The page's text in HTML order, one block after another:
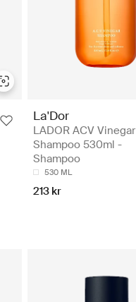
La'Dor
LADOR ACV Vinegar
Shampoo 530ml -
Shampoo
530 ML
213 kr